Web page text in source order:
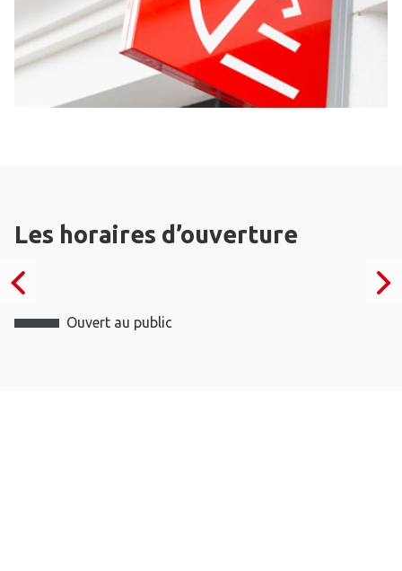
Les horaires d’ouverture
Ouvert au public